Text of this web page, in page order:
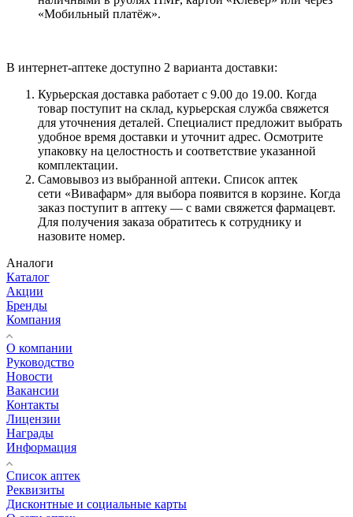
«Мобильный платёж».
В интернет-аптеке доступно 2 варианта доставки:
Курьерская доставка работает с 9.00 до 19.00. Когда
товар поступит на склад, курьерская служба свяжется
для уточнения деталей. Специалист предложит выбрать
удобное время доставки и уточнит адрес. Осмотрите
упаковку на целостность и соответствие указанной
комплектации.
Самовывоз из выбранной аптеки. Список аптек
сети «Вивафарм» для выбора появится в корзине. Когда
заказ поступит в аптеку — с вами свяжется фармацевт.
Для получения заказа обратитесь к сотруднику и
назовите номер.
Аналоги
Каталог
Акции
Бренды
Компания
О компании
Руководство
Новости
Вакансии
Контакты
Лицензии
Награды
Информация
Список аптек
Реквизиты
Дисконтные и социальные карты